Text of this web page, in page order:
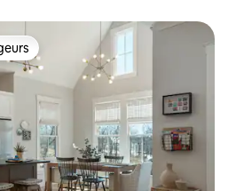
les plus appréciés